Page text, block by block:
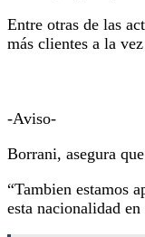
Entre otras de las
más clientes a la
-Aviso-
Borrani, asegura
“Tambien estamos
esta nacionalidad